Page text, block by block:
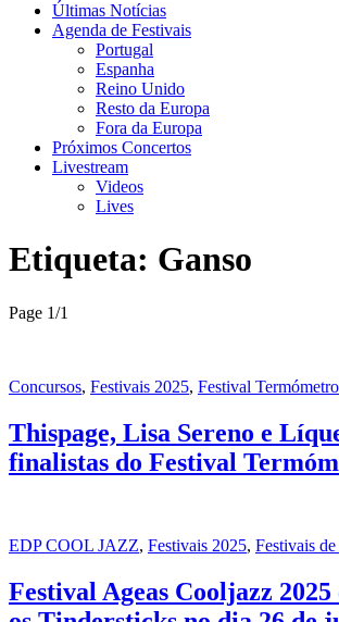
Últimas Notícias
Agenda de Festivais
Portugal
Espanha
Reino Unido
Resto da Europa
Fora da Europa
Próximos Concertos
Livestream
Videos
Lives
Etiqueta: Ganso
Page 1/1
Concursos, Festivais 2025, Festival Termómetro
Thispage, Lisa Sereno e
finalistas do Festival
EDP COOL JAZZ, Festivais 2025, Festivais
Festival Ageas Cooljazz